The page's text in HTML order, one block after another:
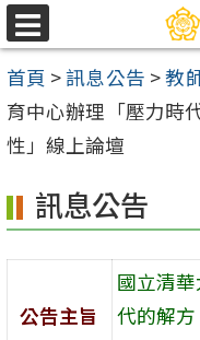
跳
至
主
要
內
區
選
單
首頁 >訊息公告 >教
育中心辦理「壓力時
性」線上論壇
訊息公告
公告主旨
國立清
代的解